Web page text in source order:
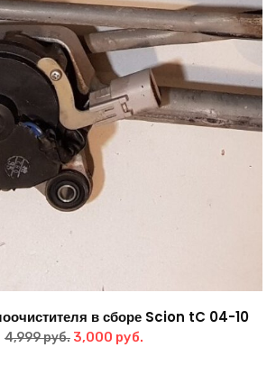
в сборе Scion tC 04-10
4,999руб. Первоначальная
3,000 руб.